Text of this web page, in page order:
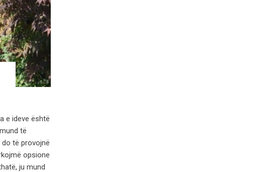
e ideve është
të
do të provojnë
opsione
ju mund